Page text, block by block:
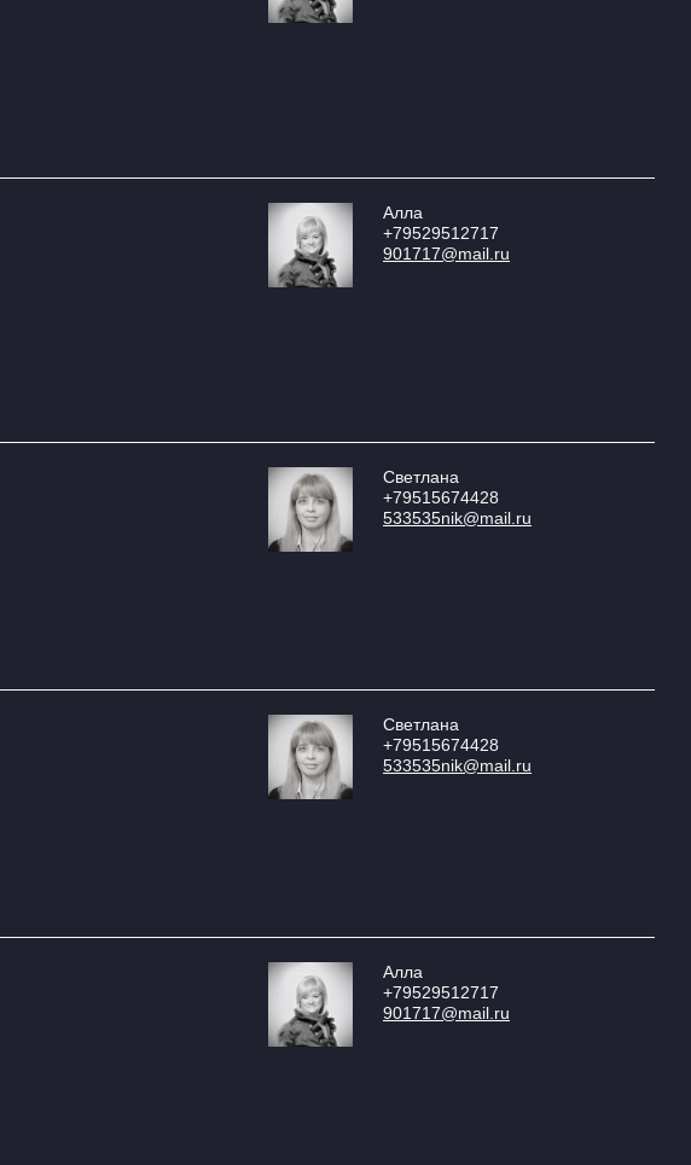
Алла
+79529512717
901717@mail.ru
Светлана
+79515674428
533535nik@mail.ru
Светлана
+79515674428
533535nik@mail.ru
Алла
+79529512717
901717@mail.ru